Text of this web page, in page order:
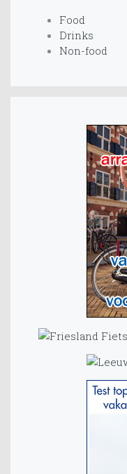
Food
Drinks
Non-food